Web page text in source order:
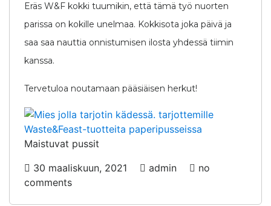
Eräs W&F kokki tuumikin, että tämä työ nuorten
parissa on kokille unelmaa. Kokkisota joka päivä ja
saa saa nauttia onnistumisen ilosta yhdessä tiimin
kanssa.
Tervetuloa noutamaan pääsiäisen herkut!
Maistuvat pussit
30 maaliskuun, 2021
admin
no
comments